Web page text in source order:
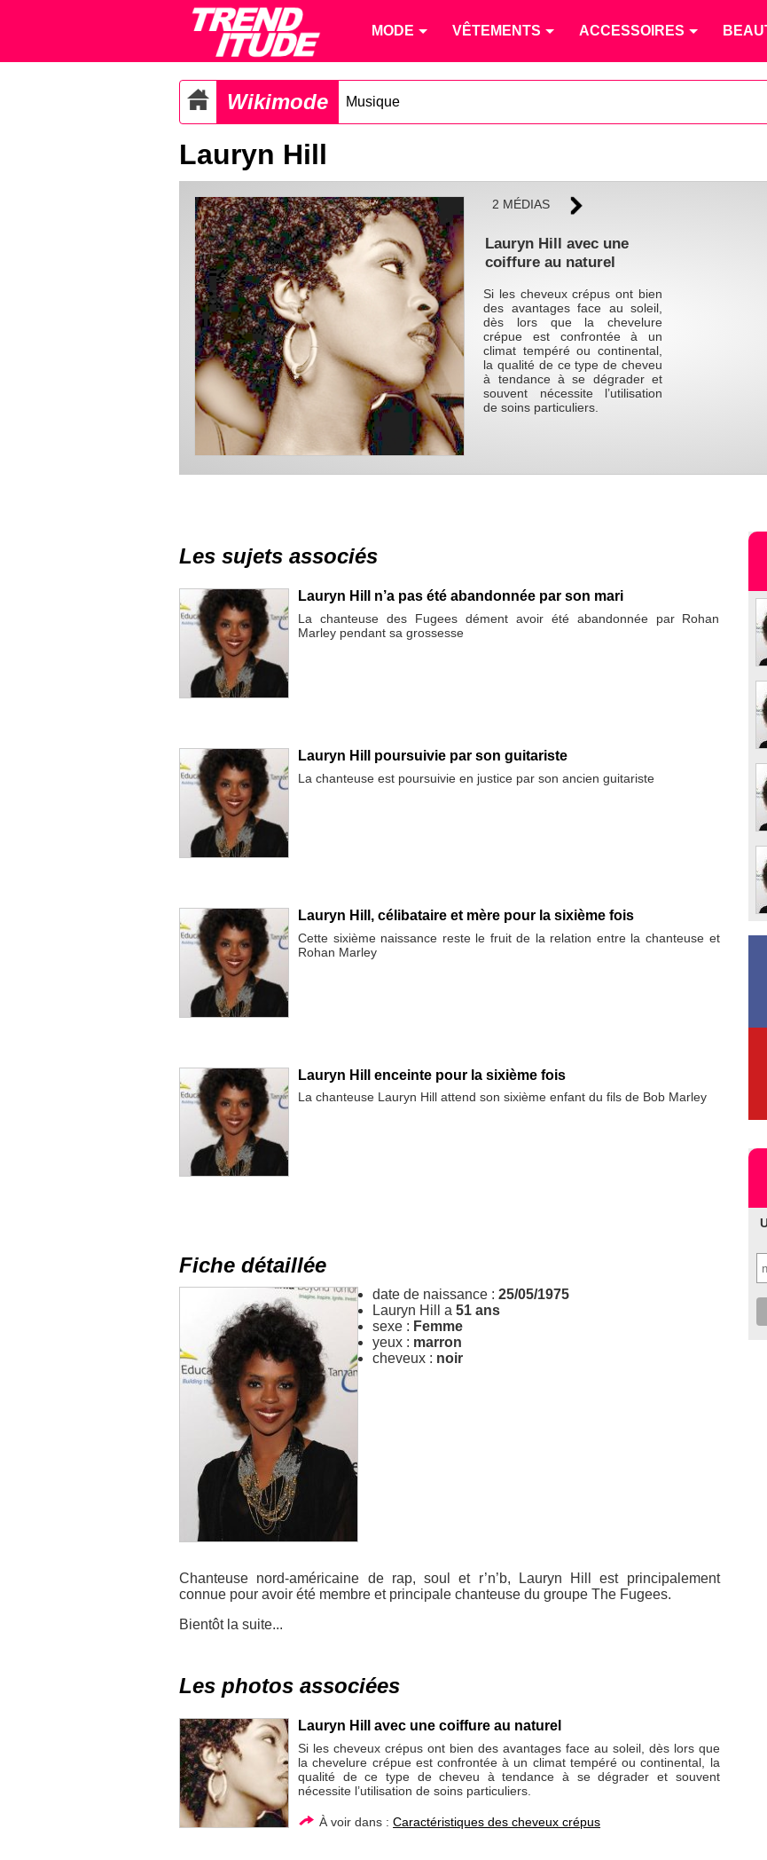
MODE VÊTEMENTS ACCESSOIRES
Wikimode Musique
Lauryn Hill
2 MÉDIAS
Lauryn Hill avec une
coiffure au naturel
Si les cheveux crépus ont bien
des avantages face au soleil,
dès lors que la chevelure
crépue est confrontée à un
climat tempéré ou continental,
la qualité de ce type de cheveu
à tendance à se dégrader et
souvent nécessite l’utilisation
de soins particuliers.
Les sujets associés
Lauryn Hill n’a pas été abandonnée par son mari
La chanteuse des Fugees dément avoir été abandonnée par Rohan
Marley pendant sa grossesse
Lauryn Hill poursuivie par son guitariste
La chanteuse est poursuivie en justice par son ancien guitariste
Lauryn Hill, célibataire et mère pour la sixième fois
Cette sixième naissance reste le fruit de la relation entre la chanteuse et
Rohan Marley
Lauryn Hill enceinte pour la sixième fois
La chanteuse Lauryn Hill attend son sixième enfant du fils de Bob Marley
Fiche détaillée
date de naissance : 25/05/1975
Lauryn Hill a 51 ans
sexe : Femme
yeux : marron
cheveux : noir
Chanteuse nord-américaine de rap, soul et r’n’b, Lauryn Hill est principalement
connue pour avoir été membre et principale chanteuse du groupe The Fugees.
Bientôt la suite...
Les photos associées
Lauryn Hill avec une coiffure au naturel
Si les cheveux crépus ont bien des avantages face au soleil, dès lors que
la chevelure crépue est confrontée à un climat tempéré ou continental, la
qualité de ce type de cheveu à tendance à se dégrader et souvent
nécessite l’utilisation de soins particuliers.
À voir dans :Caractéristiques des cheveux crépus